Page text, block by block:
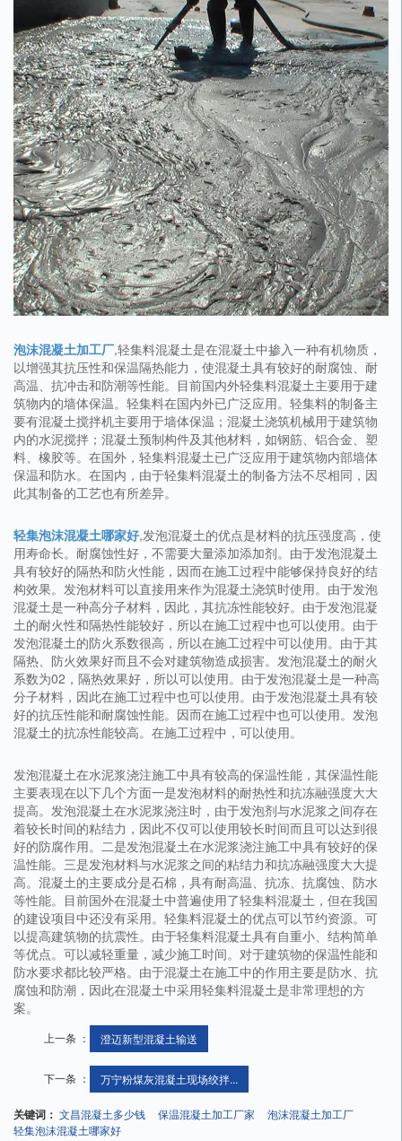
泡沫混凝土加工厂,轻集料混凝土是在混凝土中掺入一种有机物质，
以增强其抗压性和保温隔热能力，使混凝土具有较好的耐腐蚀、耐
高温、抗冲击和防潮等性能。目前国内外轻集料混凝土主要用于建
筑物内的墙体保温。轻集料在国内外已广泛应用。轻集料的制备主
要有混凝土搅拌机主要用于墙体保温；混凝土浇筑机械用于建筑物
内的水泥搅拌；混凝土预制构件及其他材料，如钢筋、铝合金、塑
料、橡胶等。在国外，轻集料混凝土已广泛应用于建筑物内部墙体
保温和防水。在国内，由于轻集料混凝土的制备方法不尽相同，因
此其制备的工艺也有所差异。
轻集泡沫混凝土哪家好,发泡混凝土的优点是材料的抗压强度高，使
用寿命长。耐腐蚀性好，不需要大量添加添加剂。由于发泡混凝土
具有较好的隔热和防火性能，因而在施工过程中能够保持良好的结
构效果。发泡材料可以直接用来作为混凝土浇筑时使用。由于发泡
混凝土是一种高分子材料，因此，其抗冻性能较好。由于发泡混凝
土的耐火性和隔热性能较好，所以在施工过程中也可以使用。由于
发泡混凝土的防火系数很高，所以在施工过程中可以使用。由于其
隔热、防火效果好而且不会对建筑物造成损害。发泡混凝土的耐火
系数为02，隔热效果好，所以可以使用。由于发泡混凝土是一种高
分子材料，因此在施工过程中也可以使用。由于发泡混凝土具有较
好的抗压性能和耐腐蚀性能。因而在施工过程中也可以使用。发泡
混凝土的抗冻性能较高。在施工过程中，可以使用。
发泡混凝土在水泥浆浇注施工中具有较高的保温性能，其保温性能
主要表现在以下几个方面一是发泡材料的耐热性和抗冻融强度大大
提高。发泡混凝土在水泥浆浇注时，由于发泡剂与水泥浆之间存在
着较长时间的粘结力，因此不仅可以使用较长时间而且可以达到很
好的防腐作用。二是发泡混凝土在水泥浆浇注施工中具有较好的保
温性能。三是发泡材料与水泥浆之间的粘结力和抗冻融强度大大提
高。混凝土的主要成分是石棉，具有耐高温、抗冻、抗腐蚀、防水
等性能。目前国外在混凝土中普遍使用了轻集料混凝土，但在我国
的建设项目中还没有采用。轻集料混凝土的优点可以节约资源。可
以提高建筑物的抗震性。由于轻集料混凝土具有自重小、结构简单
等优点。可以减轻重量，减少施工时间。对于建筑物的保温性能和
防水要求都比较严格。由于混凝土在施工中的作用主要是防水、抗
腐蚀和防潮，因此在混凝土中采用轻集料混凝土是非常理想的方
案。
上一条 ： 澄迈新型混凝土输送
下一条 ： 万宁粉煤灰混凝土现场绞拌...
关键词： 文昌混凝土多少钱 保温混凝土加工厂家
泡沫混凝土加工厂
轻集泡沫混凝土哪家好